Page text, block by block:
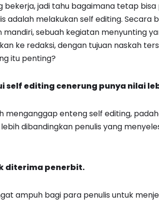
bekerja, jadi tahu bagaimana tetap
adalah melakukan self editing. Secara
sebuah kegiatan menyunting
ke redaksi, dengan tujuan naskah
itu penting?
self editing cenerung punya nilai
menganggap enteng self editing,
dibandingkan penulis yang
diterima penerbit.
ampuh bagi para penulis untuk